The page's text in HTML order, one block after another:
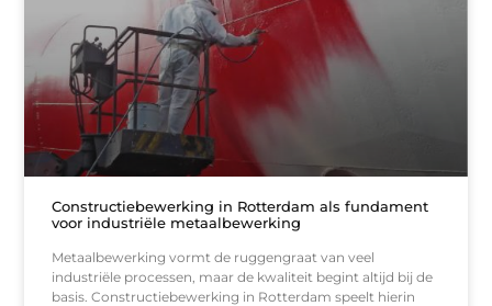
Constructiebewerking in Rotterdam als fundament
voor industriële metaalbewerking
Metaalbewerking vormt de ruggengraat van veel
industriële processen, maar de kwaliteit begint altijd bij de
basis. Constructiebewerking in Rotterdam speelt hierin